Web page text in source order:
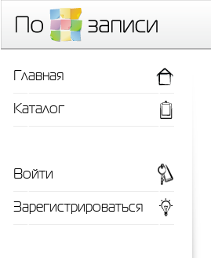
Главная
Каталог
Войти
Зарегистрироваться